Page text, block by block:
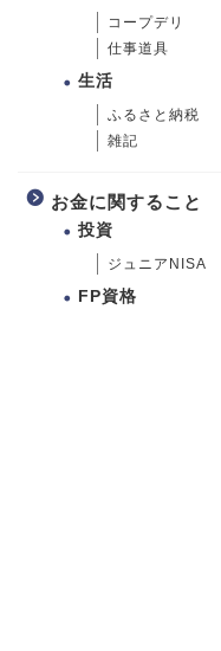
コープデリ
仕事道具
生活
ふるさと納税
雑記
お金に関すること
投資
ジュニアNISA
FP資格